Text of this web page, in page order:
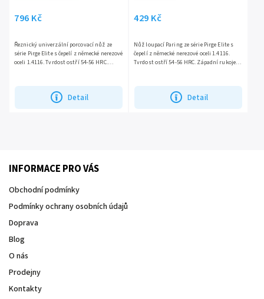
796 Kč
Detail
Řeznický univerzální porcovací nůž ze
série Pirge Elite s čepelí z německé nerezové
oceli 1.4116. Tvrdost ostří 54-56 HRC.
429 Kč
Detail
Nůž loupací Paring ze série Pirge Elite s
čepelí z německé nerezové oceli 1.4116.
Tvrdost ostří 54-56 HRC. Západní rukojeť z
INFORMACE PRO VÁS
Obchodní podmínky
Podmínky ochrany osobních údajů
Doprava
Blog
O nás
Prodejny
Kontakty